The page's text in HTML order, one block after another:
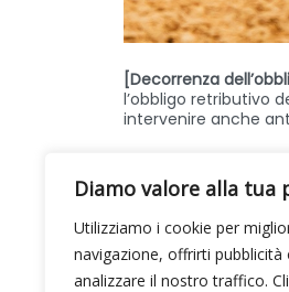
Diamo valore alla tua
Utilizziamo i cookie per
navigazione, offrirti
analizzare il nostro traffico.
[Decorrenza
l’obbligo retributivo
intervenire anche